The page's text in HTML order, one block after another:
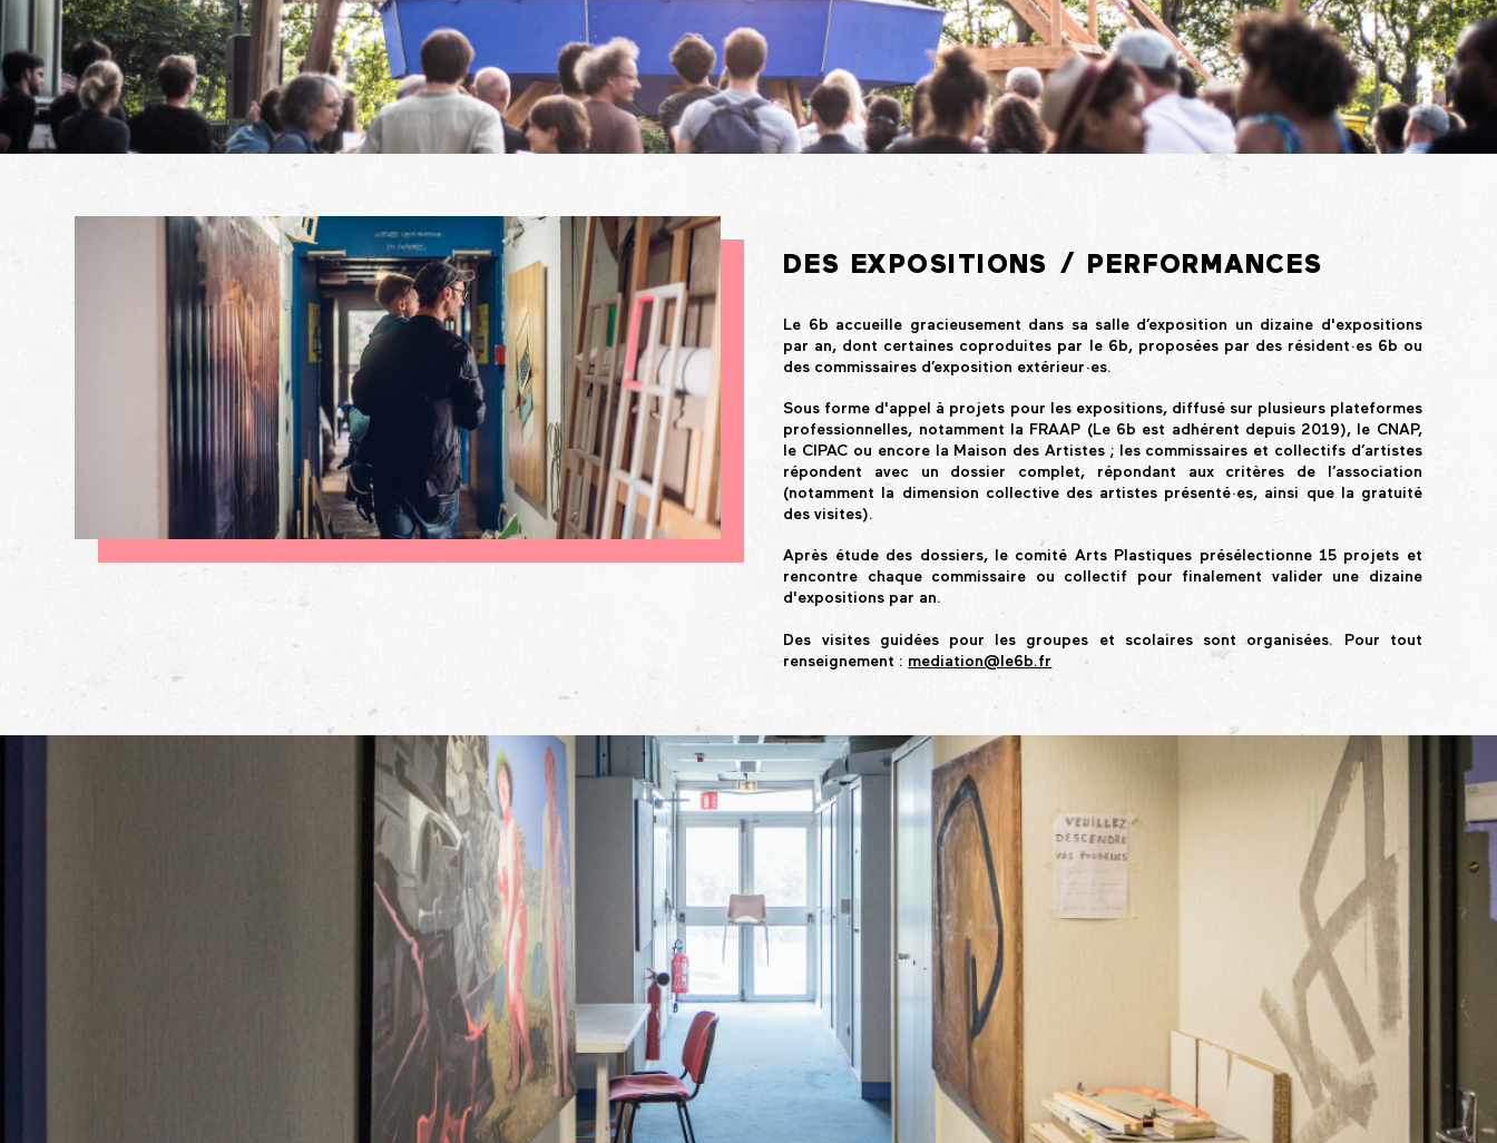
DES EXPOSITIONS / PERFORMANCES
Le 6b accueille gracieusement dans sa salle d’exposition un dizaine d'expositions
par an, dont certaines coproduites par le 6b, proposées par des résident·es 6b ou
des commissaires d’exposition extérieur·es.
Sous forme d'appel à projets pour les expositions, diffusé sur plusieurs plateformes
professionnelles, notamment la FRAAP (Le 6b est adhérent depuis 2019), le CNAP,
le CIPAC ou encore la Maison des Artistes ; les commissaires et collectifs d’artistes
répondent avec un dossier complet, répondant aux critères de l’association
(notamment la dimension collective des artistes présenté·es, ainsi que la gratuité
des visites).
Après étude des dossiers, le comité Arts Plastiques présélectionne 15 projets et
rencontre chaque commissaire ou collectif pour finalement valider une dizaine
d'expositions par an.
Des visites guidées pour les groupes et scolaires sont organisées. Pour tout
renseignement : mediation@le6b.fr